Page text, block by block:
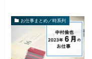
お仕事まとめ／時系列